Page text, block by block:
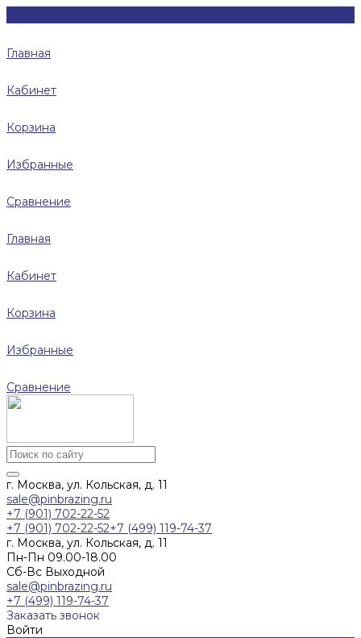
Главная
Кабинет
Корзина
Избранные
Сравнение
Главная
Кабинет
Корзина
Избранные
Сравнение
г. Москва, ул. Кольская, д. 11
sale@pinbrazing.ru
+7 (901) 702-22-52
+7 (901) 702-22-52+7 (499) 119-74-37
г. Москва, ул. Кольская, д. 11
Пн-Пн 09.00-18.00
Сб-Вс Выходной
sale@pinbrazing.ru
+7 (499) 119-74-37
Заказать звонок
Войти